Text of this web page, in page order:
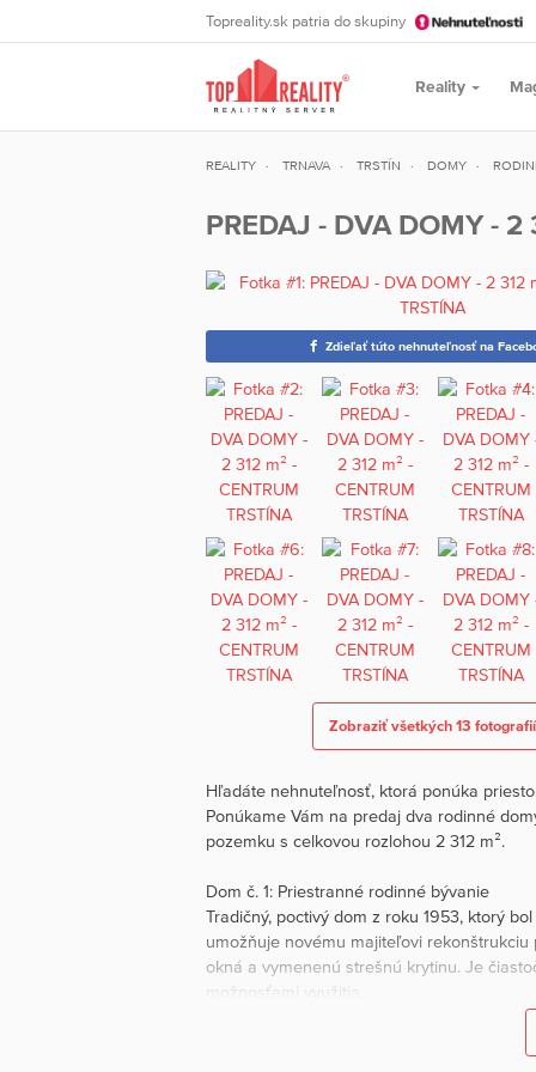
Topreality.sk patria do skupiny
Reality
REALITY TRNAVA TRSTÍN DOMY
PREDAJ - DVA DOMY - 2
Zdieľať túto nehnuteľnosť na
Zobraziť všetkých 13 fotografií
Hľadáte nehnuteľnosť, ktorá ponúka
Ponúkame Vám na predaj dva rodinné
pozemku s celkovou rozlohou 2 312 m².
Dom č. 1: Priestranné rodinné bývanie
Tradičný, poctivý dom z roku 1953, ktorý
umožňuje novému majiteľovi
okná a vymenenú strešnú krytinu. Je
možnosťami využitia.